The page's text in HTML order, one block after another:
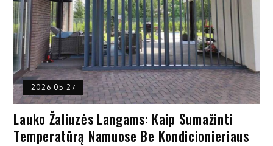
2026-05-27
Lauko Žaliuzės Langams: Kaip Sumažinti
Temperatūrą Namuose Be Kondicionieriaus